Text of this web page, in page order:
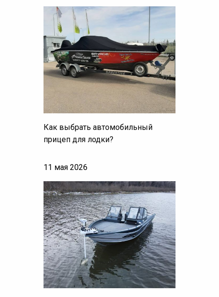
Как выбрать автомобильный
прицеп для лодки?
11 мая 2026